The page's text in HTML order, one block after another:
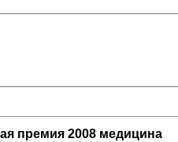
премия 2008 медицина